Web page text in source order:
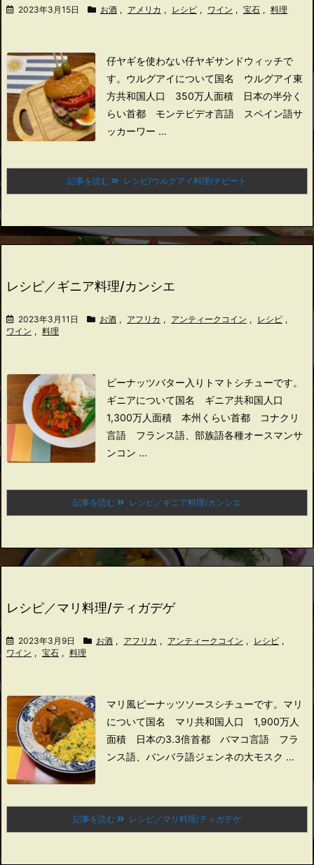
2023年3月15日 お酒 , アメリカ , レシピ , ワイン , 宝石 , 料理
仔ヤギを使わない仔ヤギサンドウィッチで
す。 ウルグアイについて国名 ウルグアイ東
方共和国 人口 350万人面積 日本の半分く
らい首都 モンテビデオ言語 スペイン語サ
ッカーワー ...
記事を読む レシピ/ウルグアイ料理/チビート
レシピ／ギニア料理/カンシエ
2023年3月11日 お酒 , アフリカ , アンティークコイン , レシピ ,
ワイン , 料理
ピーナッツバター入りトマトシチューです。
ギニアについて国名 ギニア共和国 人口
1,300万人面積 本州くらい首都 コナクリ
言語 フランス語、部族語各種オースマンサ
ンコン ...
記事を読む レシピ／ギニア料理/カンシエ
レシピ／マリ料理/ティガデゲ
2023年3月9日 お酒 , アフリカ , アンティークコイン , レシピ ,
ワイン , 宝石 , 料理
マリ風ピーナッツソースシチューです。 マリ
について国名 マリ共和国 人口 1,900万人
面積 日本の3.3倍首都 バマコ言語 フラ
ンス語、バンバラ語ジェンネの大モスク ...
記事を読む レシピ／マリ料理/ティガデゲ